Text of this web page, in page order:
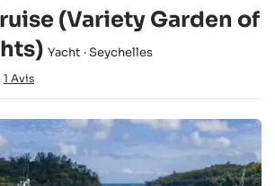
(Variety Garden of
Yacht · Seychelles
1 Avis